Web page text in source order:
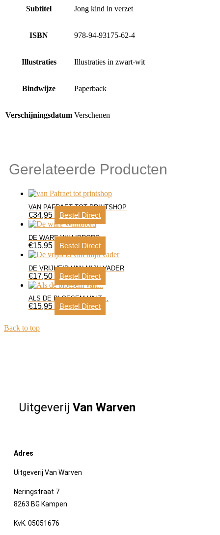
Subtitel Jong kind in verzet
ISBN 978-94-93175-62-4
Illustraties Illustraties in zwart-wit
Bindwijze Paperback
Verschijningsdatum Verschenen
Gerelateerde Producten
VAN PAFRAET TOT PRINTSHOP
€34,95 Bestel Direct
DE WARE WILLIBRORD
€15,95 Bestel Direct
DE VRIJHEID VAN MIJN VADER
€17,50 Bestel Direct
ALS DE BLOESEM VALT…
€15,95 Bestel Direct
Back to top
Uitgeverij Van Warven
Adres
Uitgeverij Van Warven
Neringstraat 7
8263 BG Kampen
KvK: 05051676